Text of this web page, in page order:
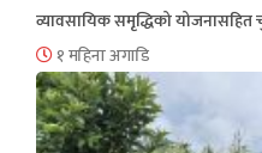
व्यावसायिक समृद्धिको योजनासहित
१ महिना अगाडि